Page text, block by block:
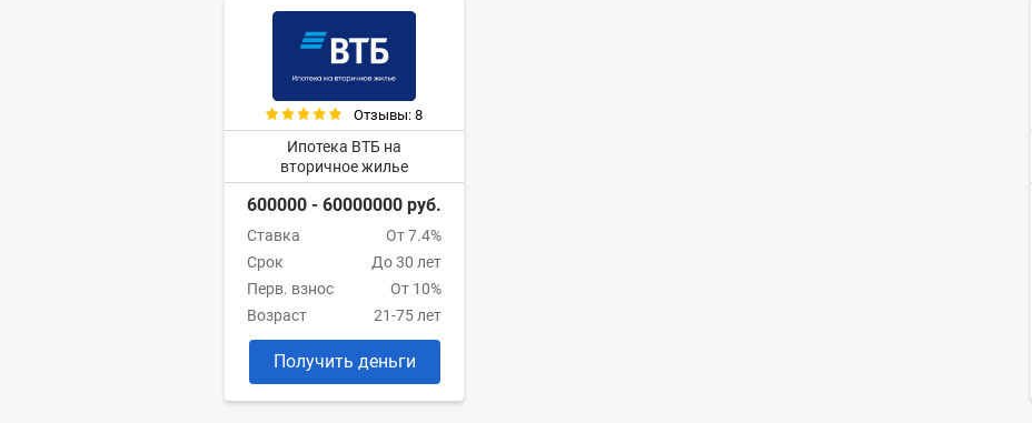
Отзывы: 8
Ипотека ВТБ на
вторичное жилье
600000 - 60000000 руб.
Ставка
От 7.4%
Срок
До 30 лет
Перв. взнос
От 10%
Возраст
21-75 лет
Получить деньги